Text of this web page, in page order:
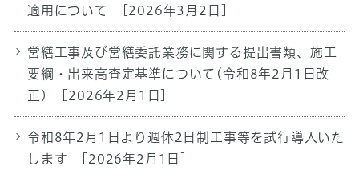
適用について
[2026年3月2日]
営繕工事及び営繕委託業務に関する提出書類、施工
要綱・出来高査定基準について(令和8年2月1日改
正)
[2026年2月1日]
令和8年2月1日より週休2日制工事等を試行導入いた
します
[2026年2月1日]